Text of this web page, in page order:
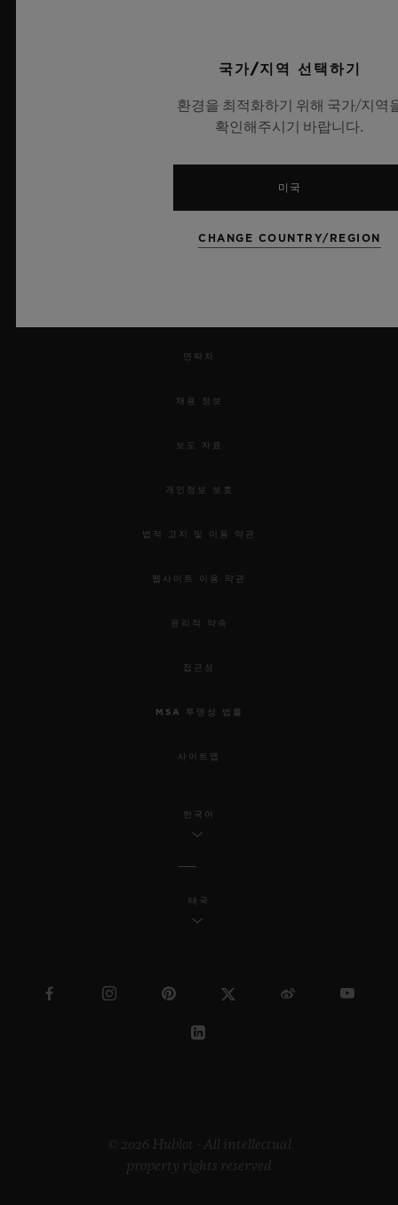
연락처
채용 정보
보도 자료
개인정보 보호
법적 고지 및 이용 약관
웹사이트 이용 약관
윤리적 약속
접근성
MSA 투명성 법률
사이트맵
한국어
태국
© 2026 Hublot - All intellectual
property rights reserved
국가/지역 선택하기
환경을 최적화하기 위해 국가/지역
확인해주시기 바랍니다.
미국
CHANGE COUNTRY/REGION